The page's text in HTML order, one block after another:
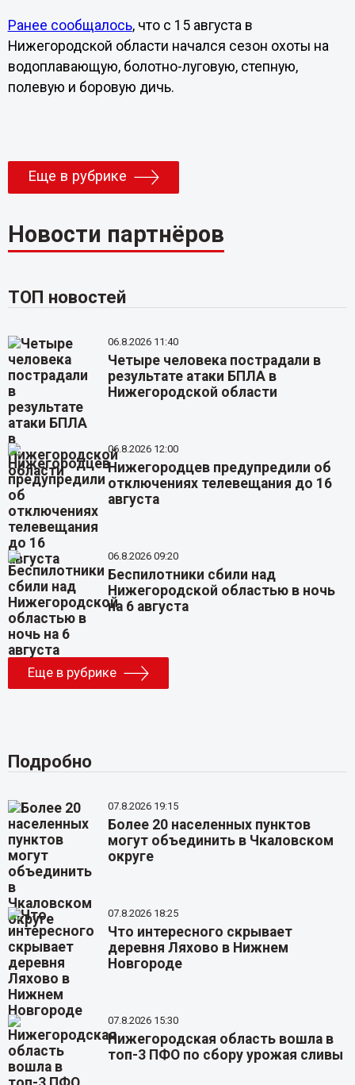
Ранее сообщалось, что с 15 августа в
Нижегородской области начался сезон охоты на
водоплавающую, болотно-луговую, степную,
полевую и боровую дичь.
Еще в рубрике
Новости партнёров
ТОП новостей
06.8.2026 11:40
Четыре человека пострадали в
результате атаки БПЛА в
Нижегородской области
06.8.2026 12:00
Нижегородцев предупредили об
отключениях телевещания до 16
августа
06.8.2026 09:20
Беспилотники сбили над
Нижегородской областью в ночь
на 6 августа
Еще в рубрике
Подробно
07.8.2026 19:15
Более 20 населенных пунктов
могут объединить в Чкаловском
округе
07.8.2026 18:25
Что интересного скрывает
деревня Ляхово в Нижнем
Новгороде
07.8.2026 15:30
Нижегородская область вошла в
топ-3 ПФО по сбору урожая сливы